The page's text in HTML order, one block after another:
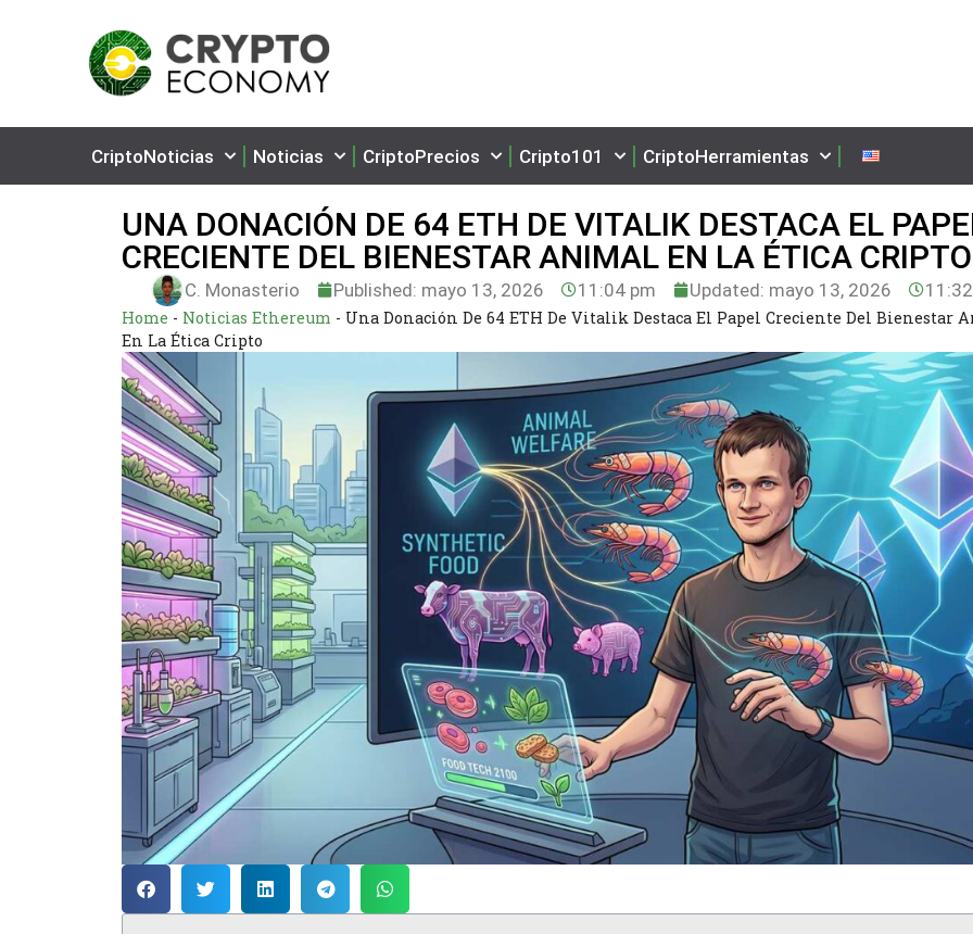
CriptoNoticias Noticias CriptoPrecios Cripto101 CriptoHerramientas
UNA DONACIÓN DE 64 ETH DE VITALIK DESTACA EL
CRECIENTE DEL BIENESTAR ANIMAL EN LA ÉTICA CRIPTO
C. Monasterio Published: mayo 13, 2026 11:04 pm Updated: mayo 13, 2026
Home - Noticias Ethereum - Una Donación De 64 ETH De Vitalik Destaca El Papel Creciente Del Bienestar
En La Ética Cripto